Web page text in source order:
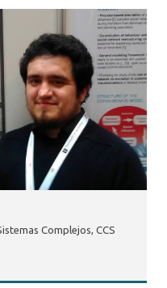
Complejos, CCS